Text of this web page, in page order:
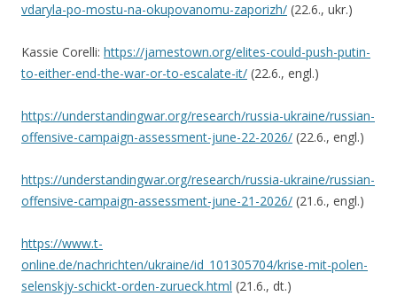
vdaryla-po-mostu-na-okupovanomu-zaporizh/ (22.6., ukr.)
Kassie Corelli: https://jamestown.org/elites-could-push-putin-
to-either-end-the-war-or-to-escalate-it/ (22.6., engl.)
https://understandingwar.org/research/russia-ukraine/russian-
offensive-campaign-assessment-june-22-2026/ (22.6., engl.)
https://understandingwar.org/research/russia-ukraine/russian-
offensive-campaign-assessment-june-21-2026/ (21.6., engl.)
https://www.t-
online.de/nachrichten/ukraine/id_101305704/krise-mit-polen-
selenskjy-schickt-orden-zurueck.html (21.6., dt.)